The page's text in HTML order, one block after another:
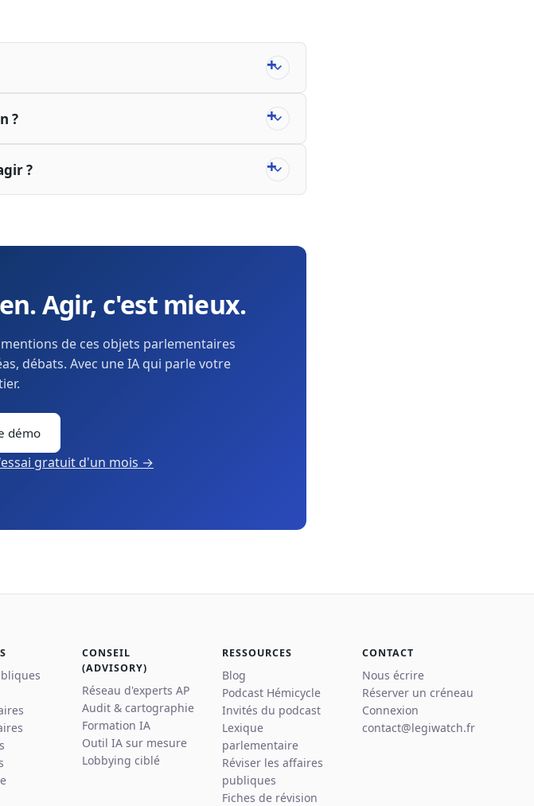
?
?
Agir, c'est mieux.
de ces objets parlementaires
débats. Avec une IA qui parle votre
démo
gratuit d'un mois →
CONSEIL
(ADVISORY)
Réseau d'experts AP
Audit & cartographie
Formation IA
Outil IA sur mesure
Lobbying ciblé
RESSOURCES
Blog
Podcast Hémicycle
Invités du podcast
Lexique
parlementaire
Réviser les affaires
publiques
Fiches de révision
CONTACT
Nous écrire
Réserver un créneau
Connexion
contact@legiwatch.fr